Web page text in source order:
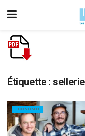
Étiquette :sellerie
ECONOMIE